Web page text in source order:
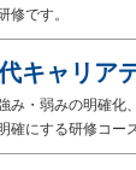
修です。
キャリア
み・弱みの明確化
確にする研修コー